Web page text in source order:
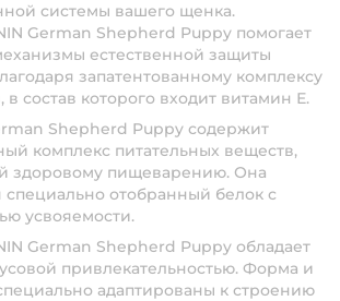
системы вашего щенка.
German Shepherd Puppy помогает
естественной защиты
запатентованному комплексу
в состав которого входит витамин Е.
Shepherd Puppy содержит
комплекс питательных веществ,
здоровому пищеварению. Она
специально отобранный белок с
усвояемости.
German Shepherd Puppy обладает
привлекательностью. Форма и
адаптированы к строению